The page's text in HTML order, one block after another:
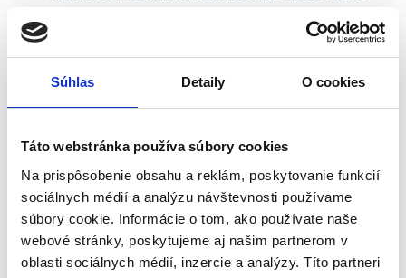
Súhlas Detaily O cookies
Táto webstránka používa súbory cookies
Na prispôsobenie obsahu a reklám, poskytovanie funkcií
sociálnych médií a analýzu návštevnosti používame
súbory cookie. Informácie o tom, ako používate naše
webové stránky, poskytujeme aj našim partnerom v
oblasti sociálnych médií, inzercie a analýzy. Títo partneri
Intuitívne usporiadané tlačidlá– univerzálne TV
diaľkové ovládanie bolo navrhnuté tak, aby bolo jeho
používajú a sú pohodlné .
Špecifikácia:
Napájanie: 2 x AAA (súčasť balenia)
Účel: televízory LG
Typ: univerzálny
Čierna farby